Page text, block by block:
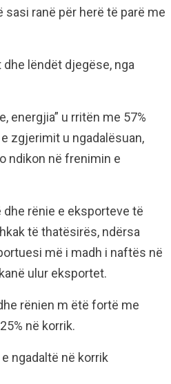
ranë për herë të parë me
lëndët djegëse, nga
energjia” u rritën me 57%
zgjerimit u ngadalësuan,
ndikon në frenimin e
rënie e eksporteve të
të thatësirës, ndërsa
më i madh i naftës në
ulur eksportet.
rënien m ëtë fortë me
në korrik.
ngadaltë në korrik